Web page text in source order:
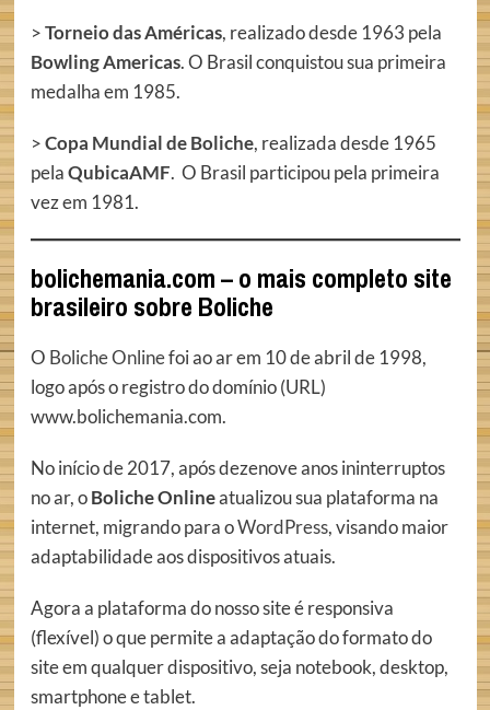
>Torneio das Américas, realizado desde 1963 pela
Bowling Americas. O Brasil conquistou sua primeira
medalha em 1985.
>Copa Mundial de Boliche, realizada desde 1965
pelaQubicaAMF. O Brasil participou pela primeira
vez em 1981.
bolichemania.com – o mais completo site
brasileiro sobre Boliche
O Boliche Onlinefoi ao ar em 10 de abril de 1998,
logo após o registro do domínio (URL)
www.bolichemania.com.
No início de 2017, após dezenove anos ininterruptos
no ar, oBoliche Onlineatualizou sua plataforma na
internet, migrando para oWordPress, visando maior
adaptabilidade aos dispositivos atuais.
Agora a plataforma do nosso site é responsiva
(flexível) o que permite a adaptação do formato do
site em qualquer dispositivo, seja notebook, desktop,
smartphone e tablet.